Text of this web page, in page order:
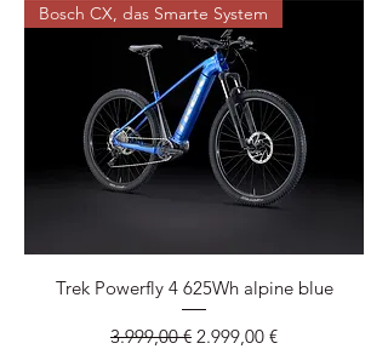
Bosch CX, das Smarte System
Trek Powerfly 4 625Wh alpine blue
Standardpreis
3.999,00 € Sale-Preis
2.999,00 €